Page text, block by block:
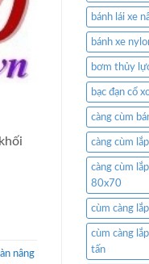
nâng
bánh lái xe
bánh xe
bơm thủy
bạc đạn cổ
càng cùm
càng cùm
càng cùm
80x70
cùm càng
cùm càng
tấn